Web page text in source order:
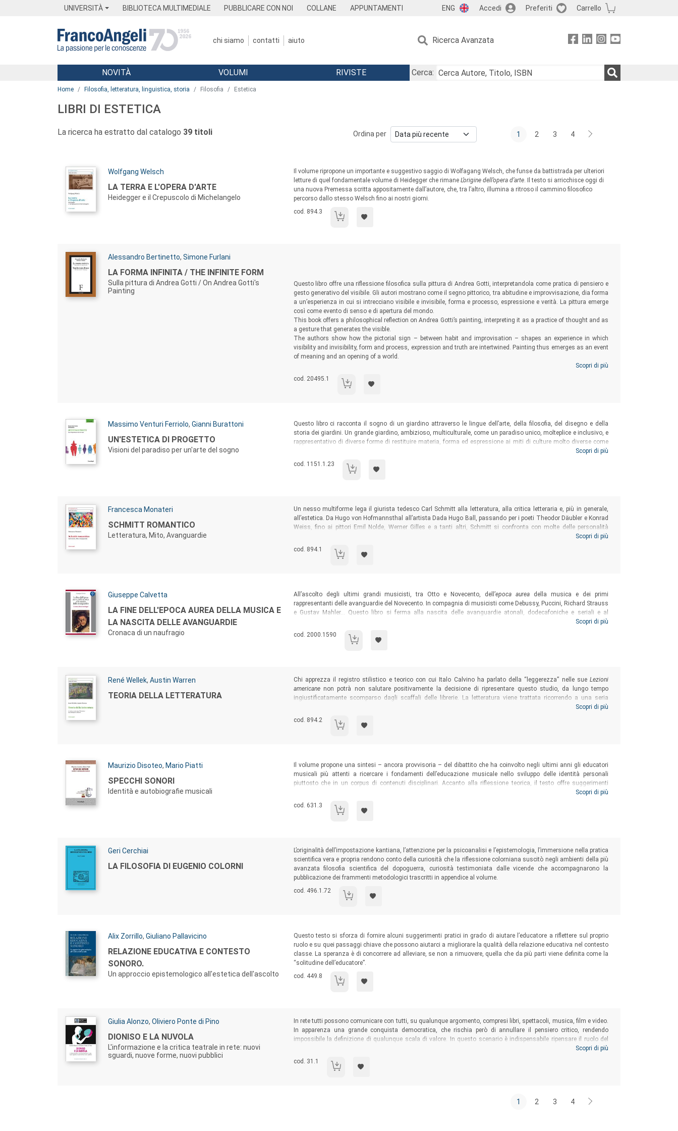
UNIVERSITÀ BIBLIOTECA MULTIMEDIALE PUBBLICARE CON NOI COLLANE APPUNTAMENTI ENG Accedi Preferiti Carrello
chi siamo contatti aiuto Ricerca Avanzata
Menu
NOVITÀ VOLUMI RIVISTE
Cerca:
Home Filosofia, letteratura, linguistica, storia Filosofia Estetica
LIBRI DI ESTETICA
La ricerca ha estratto dal catalogo 39 titoli Ordina per 1 2 3 4
Autori:
Wolfgang Welsch
Titolo:
LA TERRA E L'OPERA D'ARTE
Heidegger e il Crepuscolo di Michelangelo
Sommario:
Il volume ripropone un importante e suggestivo saggio di Wolfagang Welsch, che funse da battistrada per ulteriori
letture di quel fondamentale volume di Heidegger che rimane L’origine dell’opera d’arte. Il testo si arricchisce oggi di
una nuova Premessa scritta appositamente dall’autore, che, tra l’altro, illumina a ritroso il cammino filosofico
percorso dallo stesso Welsch fino ai nostri giorni.
Codice libro:
cod. 894.3 La terra e l'opera d'arte
Autori:
Alessandro Bertinetto, Simone Furlani
Titolo:
LA FORMA INFINITA / THE INFINITE FORM
Sulla pittura di Andrea Gotti / On Andrea Gotti's
Painting
Questo libro offre una riflessione filosofica sulla pittura di Andrea Gotti, interpretandola come pratica di pensiero e
gesto generativo del visibile. Gli autori mostrano come il segno pittorico, tra abitudine e improvvisazione, dia forma
a un’esperienza in cui si intrecciano visibile e invisibile, forma e processo, espressione e verità. La pittura emerge
così come evento di senso e di apertura del mondo.
This book offers a philosophical reflection on Andrea Gotti’s painting, interpreting it as a practice of thought and as
a gesture that generates the visible.
The authors show how the pictorial sign – between habit and improvisation – shapes an experience in which
visibility and invisibility, form and process, expression and truth are intertwined. Painting thus emerges as an event
of meaning and an opening of a world.
Scopri di più
Codice libro:
cod. 20495.1 La forma infinita / The Infinite Form
Autori:
Massimo Venturi Ferriolo, Gianni Burattoni
Titolo:
UN'ESTETICA DI PROGETTO
Visioni del paradiso per un'arte del sogno
Sommario:
Questo libro ci racconta il sogno di un giardino attraverso le lingue dell’arte, della filosofia, del disegno e della
storia dei giardini. Un grande giardino, ambizioso, multiculturale, come un paradiso unico, molteplice e inclusivo, e
rappresentativo di diverse forme di restituire materia, forma ed espressione ai miti di culture molto diverse come
origini ed evoluzioni, secondo alcune idee-matrice tra loro simili e confrontabili. Un giardino fatto di giardini che
rappresentano il mondo. Disegni e testi che parlano a tutti i diversi studiosi di paesaggio.
Scopri di più
Codice libro:
cod. 1151.1.23 Un'estetica di progetto
Autori:
Francesca Monateri
Titolo:
SCHMITT ROMANTICO
Letteratura, Mito, Avanguardie
Sommario:
Un nesso multiforme lega il giurista tedesco Carl Schmitt alla letteratura, alla critica letteraria e, più in generale,
all’estetica. Da Hugo von Hofmannsthal all’artista Dada Hugo Ball, passando per i poeti Theodor Däubler e Konrad
Weiss, fino ai pittori Emil Nolde, Werner Gilles e a tanti altri, Schmitt si confronta con molte delle personalità
artistiche più significative della sua epoca, rivelandosi un pensatore eccentrico e rifiutando l’accusa di
degenerazione mossa dal nazionalsocialismo all’arte contemporanea.
Scopri di più
Codice libro:
cod. 894.1 Schmitt romantico
Autori:
Giuseppe Calvetta
Titolo:
LA FINE DELL'EPOCA AUREA DELLA MUSICA E
LA NASCITA DELLE AVANGUARDIE
Cronaca di un naufragio
Sommario:
All’ascolto degli ultimi grandi musicisti, tra Otto e Novecento, dell’epoca aurea della musica e dei primi
rappresentanti delle avanguardie del Novecento. In compagnia di musicisti come Debussy, Puccini, Richard Strauss
e Gustav Mahler... Questo libro si ferma alla nascita delle avanguardie atonali, dodecafoniche e seriali e al
della musica –, mentre la rimanente musica
prodotta nel Novecento è illustrata in un Allegato multimediale dal titolo:
alternative alle avanguardie
Scopri di più
Codice libro:
cod. 2000.1590 La fine dell'epoca aurea della musica e la nascita delle avanguardie
Autori:
René Wellek, Austin Warren
Titolo:
TEORIA DELLA LETTERATURA
Sommario:
Chi apprezza il registro stilistico e teorico con cui Italo Calvino ha parlato della “leggerezza” nelle sue Lezioni
americane non potrà non salutare positivamente la decisione di ripresentare questo studio, da lungo tempo
ingiustificatamente scomparso dagli scaffali delle librerie. La letteratura viene trattata ricorrendo a una seria
impostazione ermeneutica a essa tutta interna, a differenza di quanto invece è spesso, consapevolmente,
accaduto negli ultimi decenni. Una letteratura come
dinanzi al tentativo di individuare la struttura teorica dei problemi con cui si confronta.
Scopri di più
Codice libro:
cod. 894.2 Teoria della Letteratura
Autori:
Maurizio Disoteo, Mario Piatti
Titolo:
SPECCHI SONORI
Identità e autobiografie musicali
Sommario:
Il volume propone una sintesi – ancora provvisoria – del dibattito che ha coinvolto negli ultimi anni gli educatori
musicali più attenti a ricercare i fondamenti dell’educazione musicale nello sviluppo delle identità personali
piuttosto che in un corpus di contenuti disciplinari. Accanto alla riflessione teorica, il testo offre suggerimenti
pratici per elaborare una propria autobiografia musicale e alcune indicazioni per svolgere attività didattiche e
formative nella scuola e nel sociale.
Scopri di più
Codice libro:
cod. 631.3 Specchi sonori
Autori:
Geri Cerchiai
Titolo:
LA FILOSOFIA DI EUGENIO COLORNI
Sommario:
L’originalità dell’impostazione kantiana, l’attenzione per la psicoanalisi e l’epistemologia, l’immersione nella pratica
scientifica vera e propria rendono conto della curiosità che la riflessione colorniana suscitò negli ambienti della più
avanzata filosofia scientifica del dopoguerra, curiosità testimoniata dalle vicende che accompagnarono la
pubblicazione dei frammenti metodologici trascritti in appendice al volume.
Codice libro:
cod. 496.1.72 La filosofia di Eugenio Colorni
Autori:
Alix Zorrillo, Giuliano Pallavicino
Titolo:
RELAZIONE EDUCATIVA E CONTESTO
SONORO.
Un approccio epistemologico all'estetica dell'ascolto
Sommario:
Questo testo si sforza di fornire alcuni suggerimenti pratici in grado di aiutare l’educatore a riflettere sul proprio
ruolo e su quei passaggi chiave che possono aiutarci a migliorare la qualità della relazione educativa nel contesto
classe. La speranza è di concorrere ad alleviare, se non a rimuovere, quella che da più parti viene definita come la
“solitudine dell’educatore”.
Codice libro:
cod. 449.8 Relazione educativa e contesto sonoro.
Autori:
Giulia Alonzo, Oliviero Ponte di Pino
Titolo:
DIONISO E LA NUVOLA
L'informazione e la critica teatrale in rete: nuovi
sguardi, nuove forme, nuovi pubblici
Sommario:
In rete tutti possono comunicare con tutti, su qualunque argomento, compresi libri, spettacoli, musica, film e video.
In apparenza una grande conquista democratica, che rischia però di annullare il pensiero critico, rendendo
impossibile la definizione di qualunque scala di valore. In questo scenario è indispensabile ripensare il ruolo del
mediatore culturale, che ha il compito di mettere ordine in un’offerta di prodotti culturali gigantesca e caotica e
spesso di bassissimo livello.
Scopri di più
Codice libro:
cod. 31.1 Dioniso e la nuvola
1 2 3 4